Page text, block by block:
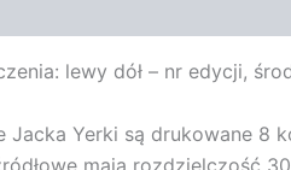
lewy dół – nr edycji,
Jacka Yerki są drukowane 8